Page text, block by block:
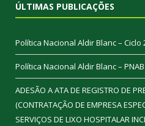
ÚLTIMAS PUBLICAÇÕES
Política Nacional Aldir Blanc – Ciclo
Política Nacional Aldir Blanc – PNAB
ADESÃO A ATA DE REGISTRO DE
(CONTRATAÇÃO DE EMPRESA
SERVIÇOS DE LIXO HOSPITALAR